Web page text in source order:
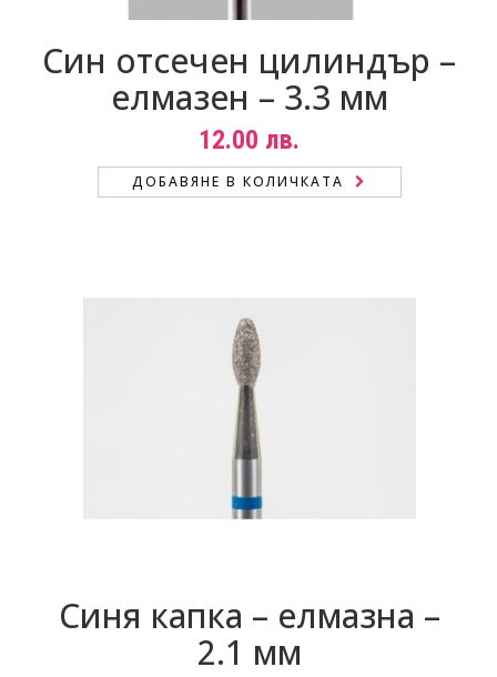
Син отсечен цилиндър –
елмазен – 3.3 мм
12.00 лв.
ДОБАВЯНЕ В КОЛИЧКАТА
Синя капка – елмазна –
2.1 мм